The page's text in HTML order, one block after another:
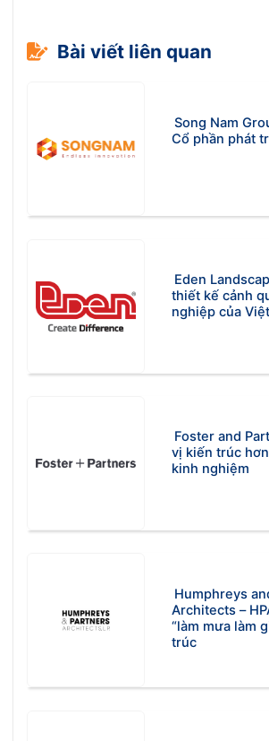
Bài viết liên quan
Song Nam
Cổ phần phát
Eden
thiết kế cảnh
nghiệp của
Foster and
vị kiến trúc
kinh nghiệm
Humphreys
Architects –
“làm mưa làm
trúc